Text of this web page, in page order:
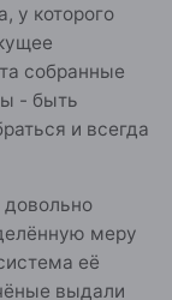
у которого
собранные
- быть
и всегда
меру
её
выдали